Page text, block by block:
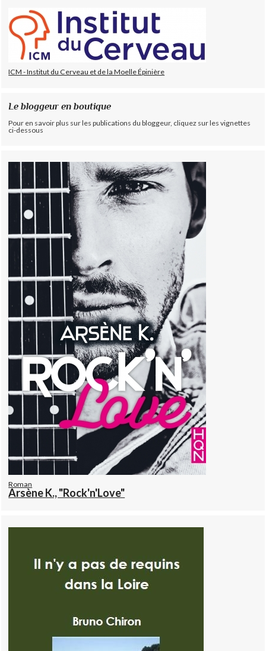
ICM - Institut du Cerveau et de la Moelle Épinière
Le bloggeur en boutique
Pour en savoir plus sur les publications du bloggeur, cliquez sur les vignettes
ci-dessous
Roman
Arsène K., "Rock'n'Love"